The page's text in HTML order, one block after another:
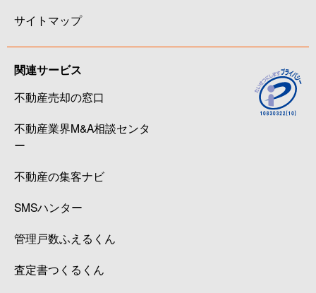
サイトマップ
関連サービス
不動産売却の窓口
不動産業界M&A相談センタ
ー
不動産の集客ナビ
SMSハンター
管理戸数ふえるくん
査定書つくるくん